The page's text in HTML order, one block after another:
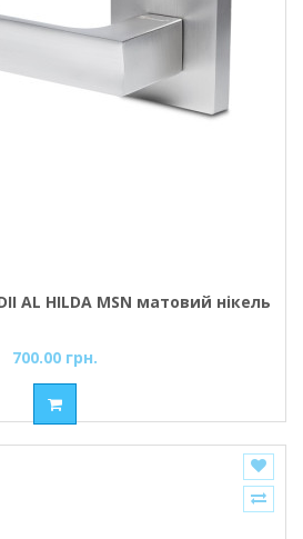
AL HILDA MSN матовий нікель
700.00 грн.